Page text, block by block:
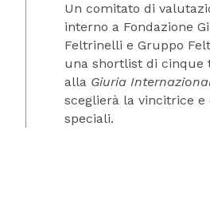
Un comitato di
interno a Fondazione
Feltrinelli e Gruppo
una shortlist di cinque
alla Giuria
sceglierà la vincitrice e
speciali.